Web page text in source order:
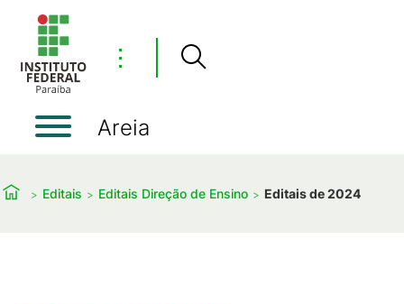
⋮
Areia
Editais Editais Direção de Ensino Editais de 2024